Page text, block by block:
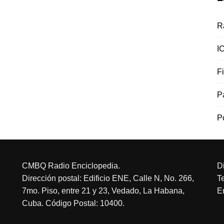
CMBQ Radio Enciclopedia.
Dirección postal: Edificio ENE, Calle N, No. 266,
7mo. Piso, entre 21 y 23, Vedado, La Habana,
Cuba. Código Postal: 10400.